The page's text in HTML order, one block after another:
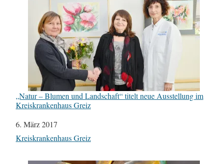
„Natur – Blumen und Landschaft“ titelt neue Ausstellung im
Kreiskrankenhaus Greiz
Datum
6. März 2017
In Bezug auf
Kreiskrankenhaus Greiz